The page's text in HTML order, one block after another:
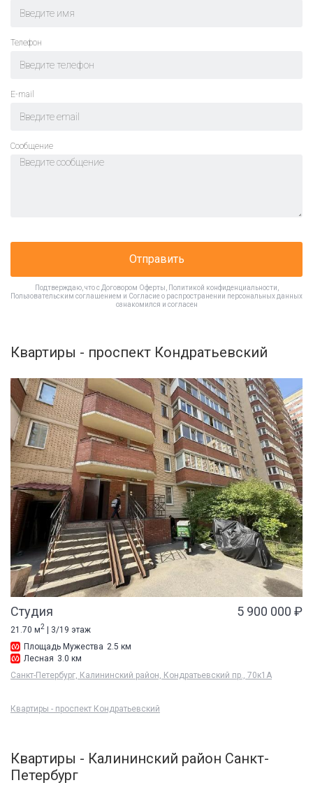
Телефон
E-mail
Cообщение
Отправить
Подтверждаю, что с Договором Оферты Политикой конфиденциальности
Пользовательским соглашением и Согласие о распространении персональных данных
ознакомился и согласен
Квартиры - проспект Кондратьевский
Студия 5 900 000 ₽
21.70 м2
| 3/19 этаж
Площадь Мужества 2.5 км
Лесная 3.0 км
Санкт-Петербург, Калининский район, Кондратьевский пр., 70к1А
Квартиры - проспект Кондратьевский
Квартиры - Калининский район Санкт-
Петербург